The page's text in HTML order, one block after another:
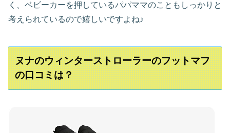
く、ベビーカーを押しているパパママのこともしっかりと
考えられているので嬉しいですよね♪
ヌナのウィンターストローラーのフットマフ
の口コミは？